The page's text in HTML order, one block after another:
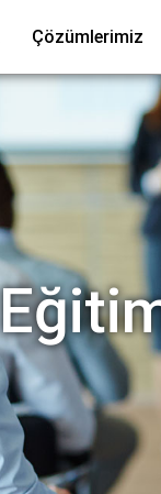
Çözümlerimiz